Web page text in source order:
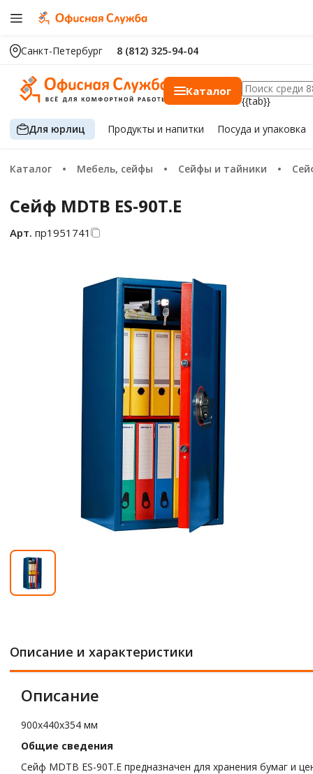
Санкт-Петербург 8 (812) 325-94-04
Каталог
{{tab}}
Для юрлиц Продуктыи напитки Посуда и упаковка
Каталог Мебель, сейфы Сейфы и тайники
Сейф MDTB ES-90Т.Е
Арт. пр1951741
Описание и характеристики
Описание
900x440x354 мм
Общие сведения
Сейф MDTB ES-90Т.Е предназначен для хранения бумаг и